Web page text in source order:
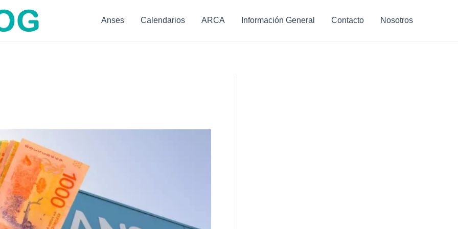
Anses Calendarios ARCA Información General Contacto Nosotros